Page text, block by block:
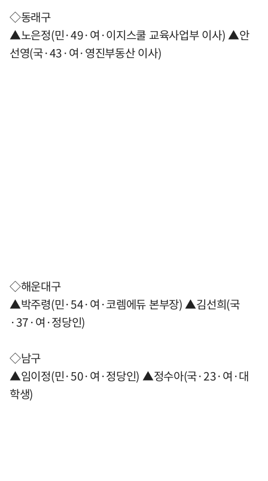
◇동래구
▲노은정(민·49·여·이지스쿨 교육사업부 이사) ▲안
선영(국·43·여·영진부동산 이사)
◇해운대구
▲박주령(민·54·여·코렘에듀 본부장) ▲김선희(국
·37·여·정당인)
◇남구
▲임이정(민·50·여·정당인) ▲정수아(국·23·여·대
학생)